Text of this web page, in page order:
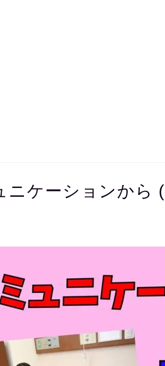
ニケーションから